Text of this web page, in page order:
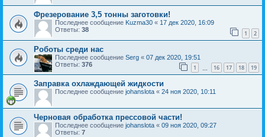
Фрезерование 3,5 тонны заготовки!
Последнее сообщение Kuzma30 « 17 дек 2020, 16:09
Ответы: 38 1 2
Роботы среди нас
Последнее сообщение Serg « 07 дек 2020, 19:51
Ответы: 376 1 16 17 18 19
Заправка охлаждающей жидкости
Последнее сообщение johanslota « 24 ноя 2020, 10:11
Черновая обработка прессовой части!
Последнее сообщение johanslota « 09 ноя 2020, 09:27
Ответы: 7